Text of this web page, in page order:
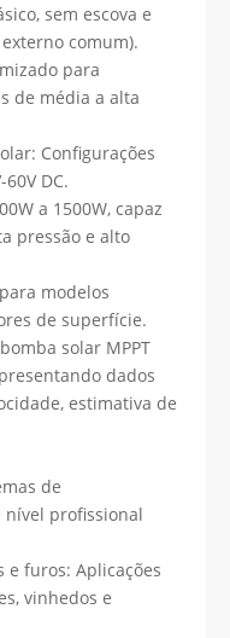
sem escova e
comum).
para
de média a alta
Configurações
DC.
a 1500W, capaz
pressão e alto
modelos
de superfície.
solar MPPT
dados
estimativa de
de
nível profissional
e furos: Aplicações
vinhedos e